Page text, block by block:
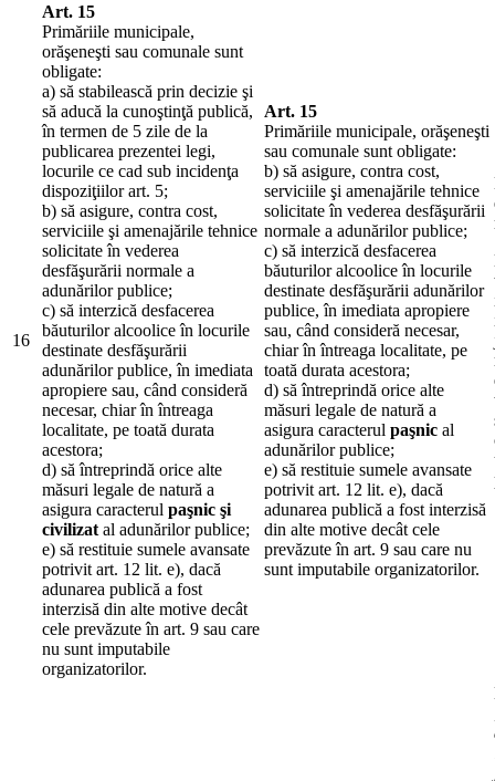
16
Art. 15
Primăriile municipale,
orăşeneşti sau comunale sunt
obligate:
a) să stabilească prin decizie şi
să aducă la cunoştinţă publică,
în termen de 5 zile de la
publicarea prezentei legi,
locurile ce cad sub incidenţa
dispoziţiilor art. 5;
b) să asigure, contra cost,
serviciile şi amenajările tehnice
solicitate în vederea
desfăşurării normale a
adunărilor publice;
c) să interzică desfacerea
băuturilor alcoolice în locurile
destinate desfăşurării
adunărilor publice, în imediata
apropiere sau, când consideră
necesar, chiar în întreaga
localitate, pe toată durata
acestora;
d) să întreprindă orice alte
măsuri legale de natură a
asigura caracterul paşnic şi
civilizat al adunărilor publice;
e) să restituie sumele avansate
potrivit art. 12 lit. e), dacă
adunarea publică a fost
interzisă din alte motive decât
cele prevăzute în art. 9 sau care
nu sunt imputabile
organizatorilor.
Art. 15
Primăriile municipale, orăşeneşti
sau comunale sunt obligate:
b) să asigure, contra cost,
serviciile şi amenajările tehnice
solicitate în vederea desfăşurării
normale a adunărilor publice;
c) să interzică desfacerea
băuturilor alcoolice în locurile
destinate desfăşurării adunărilor
publice, în imediata apropiere
sau, când consideră necesar,
chiar în întreaga localitate, pe
toată durata acestora;
d) să întreprindă orice alte
măsuri legale de natură a
asigura caracterul paşnic al
adunărilor publice;
e) să restituie sumele avansate
potrivit art. 12 lit. e), dacă
adunarea publică a fost interzisă
din alte motive decât cele
prevăzute în art. 9 sau care nu
sunt imputabile organizatorilor.